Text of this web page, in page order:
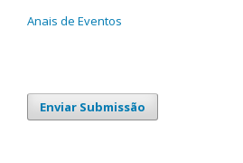
Anais de Eventos
Enviar Submissão